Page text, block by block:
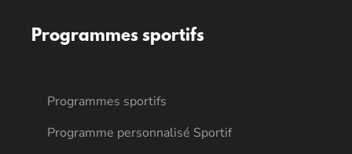
Programmes sportifs
Programmes sportifs
Programme personnalisé Sportif